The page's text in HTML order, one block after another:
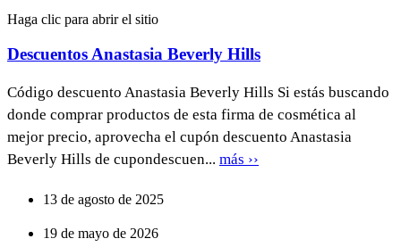
Haga clic para abrir el sitio
Descuentos Anastasia Beverly Hills
Código descuento Anastasia Beverly Hills Si estás buscando
donde comprar productos de esta firma de cosmética al
mejor precio, aprovecha el cupón descuento Anastasia
Beverly Hills de cupondescuen... más ››
13 de agosto de 2025
19 de mayo de 2026